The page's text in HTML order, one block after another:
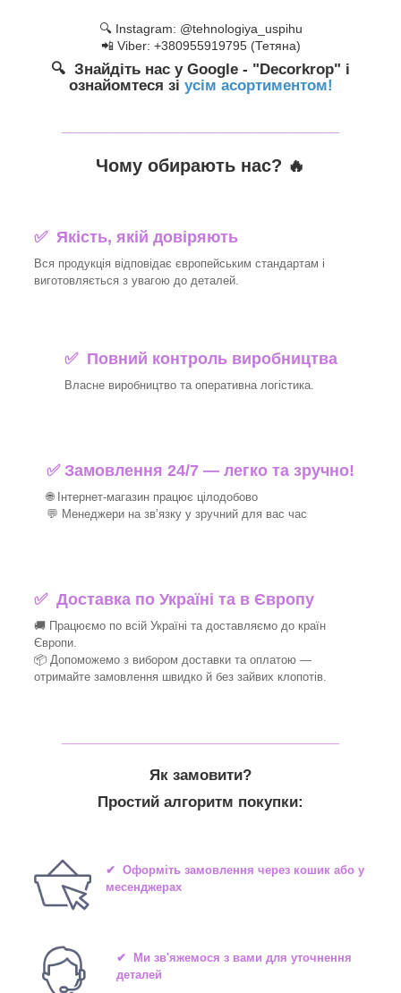
🔍 Instagram: @tehnologiya_uspihu
📲 Viber: +380955919795 (Тетяна)
🔍 Знайдіть нас у Google - "Decorkrop" і
ознайомтеся зі усім асортиментом!
Чому обирають нас? 🔥
✅ Якість, якій довіряють
Вся продукція відповідає європейським стандартам і
виготовляється з увагою до деталей.
✅ Повний контроль виробництва
Власне виробництво та оперативна логістика.
✅ Замовлення 24/7 — легко та зручно!
🌐 Інтернет-магазин працює цілодобово
💬 Менеджери на зв’язку у зручний для вас час
✅Доставка по Україні та в Європу
🚚 Працюємо по всій Україні та доставляємо до країн
Європи.
📦 Допоможемо з вибором доставки та оплатою —
отримайте замовлення швидко й без зайвих клопотів.
Як замовити?
Простий алгоритм покупки:
✔ Оформіть замовлення через кошик або у
месенджерах
✔ Ми зв'яжемося з вами для уточнення
деталей